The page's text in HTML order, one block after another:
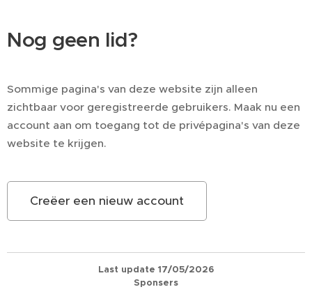
Nog geen lid?
Sommige pagina's van deze website zijn alleen
zichtbaar voor geregistreerde gebruikers. Maak nu een
account aan om toegang tot de privépagina's van deze
website te krijgen.
Creëer een nieuw account
Last update 17/05/2026
Sponsers